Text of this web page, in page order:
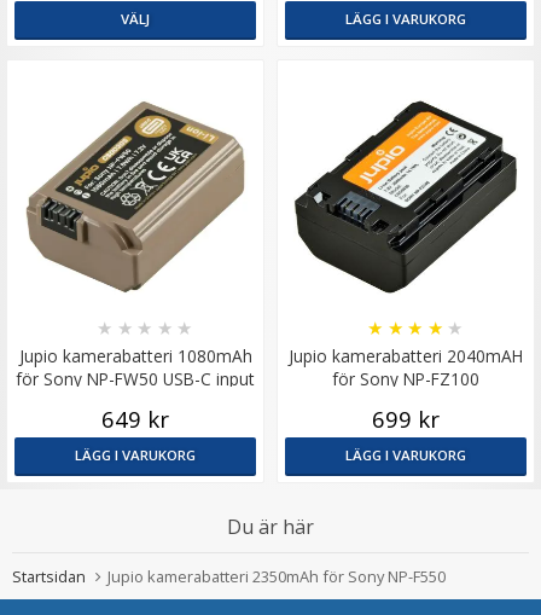
VÄLJ LÄGG I VARUKORG
Jupio kamerabatteri 1080mAh
för Sony NP-FW50 USB-C input
★ ★ ★ ★ ★
649 kr
LÄGG I VARUKORG
Jupio kamerabatteri 2040mAH
för Sony NP-FZ100
★ ★ ★ ★ ★
699 kr
LÄGG I VARUKORG
Du är här
Startsidan Jupio kamerabatteri 2350mAh för Sony NP-F550